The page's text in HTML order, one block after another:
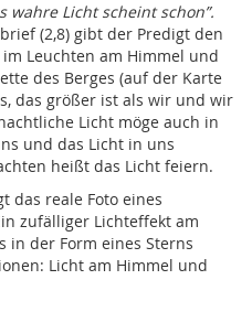
wahre Licht scheint schon”.
(2,8) gibt der Predigt den
Leuchten am Himmel und
des Berges (auf der Karte
das größer ist als wir und wir
Licht möge auch in
und das Licht in uns
heißt das Licht feiern.
das reale Foto eines
zufälliger Lichteffekt am
in der Form eines Sterns
Licht am Himmel und